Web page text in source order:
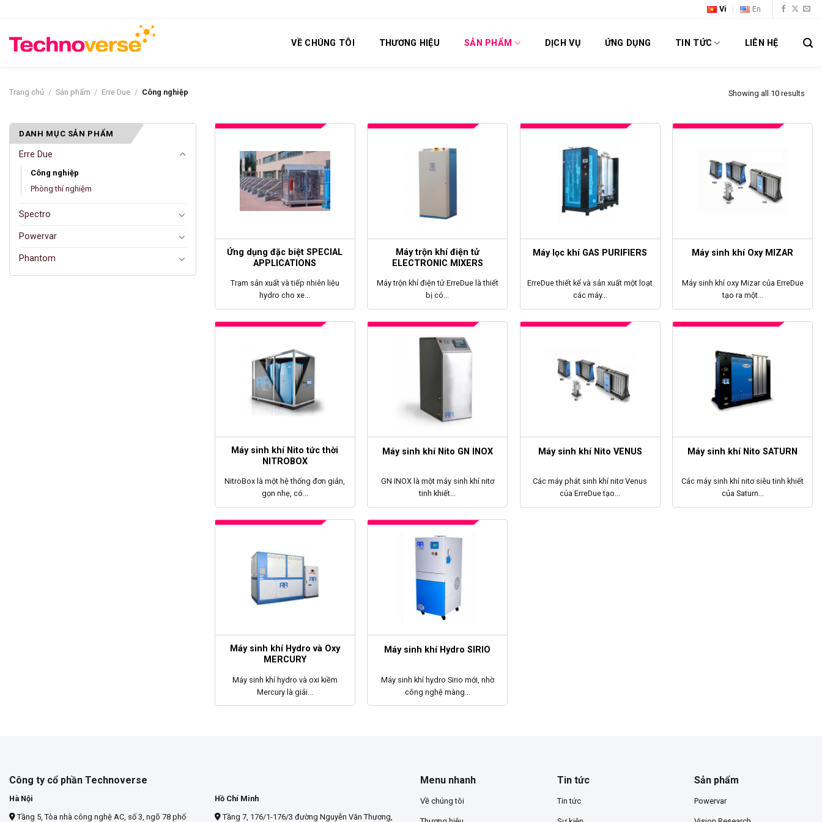
nội
dung
Vi En
VỀ CHÚNG TÔI THƯƠNG HIỆU SẢN PHẨM DỊCH VỤ ỨNG DỤNG TIN TỨC LIÊN HỆ
Trang chủ / Sản phẩm / Erre Due / Công nghiệp Showing all 10 results
DANH MỤC SẢN PHẨM
Erre Due
Công nghiệp
Phòng thí nghiệm
Spectro
Powervar
Phantom
Ứng dụng đặc biệt SPECIAL
APPLICATIONS
Trạm sản xuất và tiếp nhiên liệu
hydro cho xe...
Máy trộn khí điện tử
ELECTRONIC MIXERS
Máy trộn khí điện tử ErreDue là thiết
bị có...
Máy lọc khí GAS PURIFIERS
ErreDue thiết kế và sản xuất một loạt
các máy...
Máy sinh khí Oxy MIZAR
Máy sinh khí oxy Mizar của ErreDue
tạo ra một...
Máy sinh khí Nito tức thời
NITROBOX
NitroBox là một hệ thống đơn giản,
gọn nhẹ, có...
Máy sinh khí Nito GN INOX
GN INOX là một máy sinh khí nitơ
tinh khiết...
Máy sinh khí Nito VENUS
Các máy phát sinh khí nitơ Venus
của ErreDue tạo...
Máy sinh khí Nito SATURN
Các máy sinh khí nitơ siêu tinh khiết
của Saturn...
Máy sinh khí Hydro và Oxy
MERCURY
Máy sinh khí hydro và oxi kiềm
Mercury là giải...
Máy sinh khí Hydro SIRIO
Máy sinh khí hydro Sirio mới, nhờ
công nghệ màng...
Công ty cổ phần Technoverse
Hà Nội
Tầng 5, Tòa nhà công nghệ AC, số 3, ngõ 78 phố
Hồ Chí Minh
Tầng 7, 176/1-176/3 đường Nguyễn Văn Thương,
Menu nhanh
Về chúng tôi
Tin tức
Tin tức
Sản phẩm
Powervar